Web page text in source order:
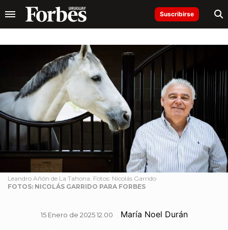
Suscribirse
Leandro Añón de La Tahona. Fotos: Nicolás Garrido
FOTOS: NICOLÁS GARRIDO PARA FORBES
15 Enero de 2025 12.00 María Noel Durán